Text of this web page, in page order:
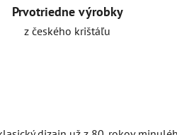
Prvotriedne výrobky
z českého krištáľu